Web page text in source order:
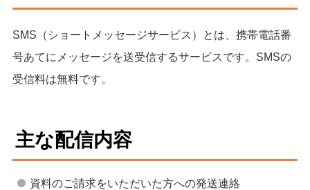
SMS（ショートメッセージサービス）とは、携帯電話番
号あてにメッセージを送受信するサービスです。SMSの
受信料は無料です。
主な配信内容
資料のご請求をいただいた方への発送連絡